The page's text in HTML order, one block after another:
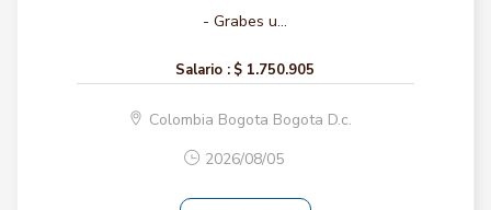
- Grabes u...
Salario : $ 1.750.905
Colombia Bogota Bogota D.c.
2026/08/05